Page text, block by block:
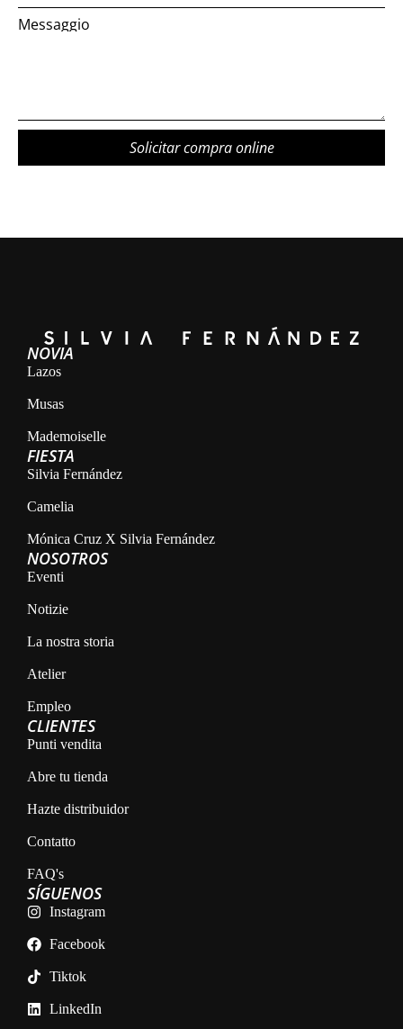
Messaggio
Solicitar compra online
NOVIA
Lazos
Musas
Mademoiselle
FIESTA
Silvia Fernández
Camelia
Mónica Cruz X Silvia Fernández
NOSOTROS
Eventi
Notizie
La nostra storia
Atelier
Empleo
CLIENTES
Punti vendita
Abre tu tienda
Hazte distribuidor
Contatto
FAQ's
SÍGUENOS
Instagram
Facebook
Tiktok
LinkedIn